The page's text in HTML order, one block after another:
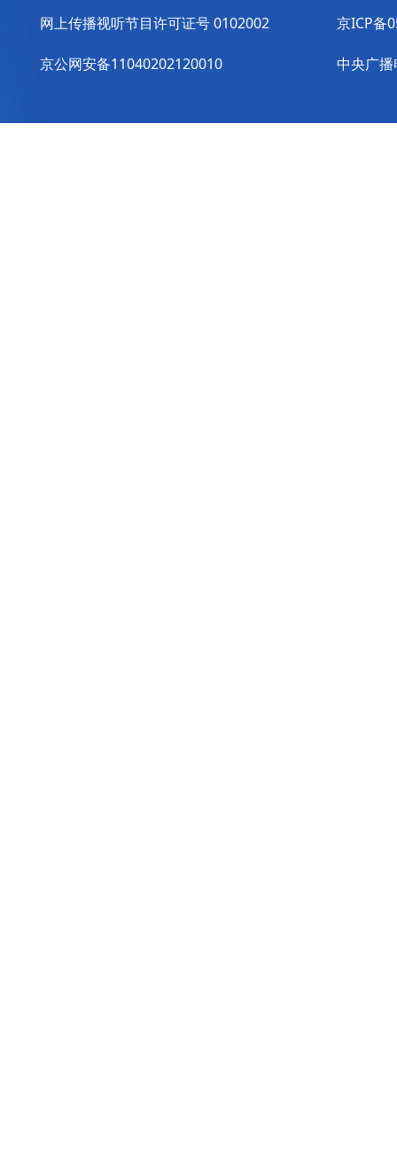
网上传播视听节目许可证号 0102002
京公网安备11040202120010
京ICP备
中央广